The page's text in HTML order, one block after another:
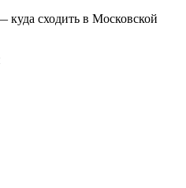
сходить в Московской